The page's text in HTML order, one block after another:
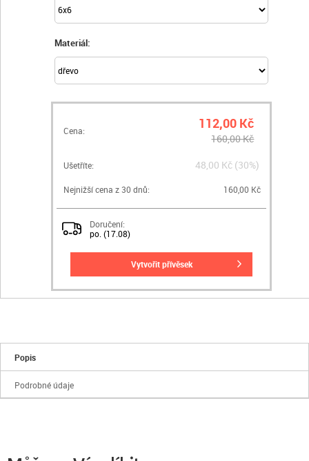
Materiál:
Cena: 112,00 Kč
160,00 Kč
Ušetříte: 48,00 Kč (30%)
Nejnižší cena z 30 dnů: 160,00 Kč
Doručení:
po. (17.08)
vytvořit přívěsek
Popis
Podrobné údaje